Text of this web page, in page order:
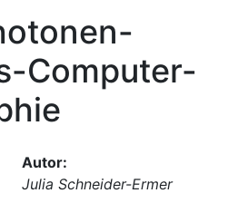
Computer-
Autor:
Julia Schneider-Ermer